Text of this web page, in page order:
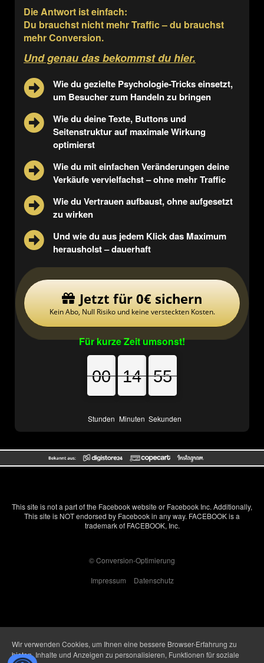
Die Antwort ist einfach:
Du brauchst nicht mehr Traffic – du brauchst
mehr Conversion.
Und genau das bekommst du hier.
Wie du gezielte Psychologie-Tricks einsetzt,
um Besucher zum Handeln zu bringen
Wie du deine Texte, Buttons und
Seitenstruktur auf maximale Wirkung
optimierst
Wie du mit einfachen Veränderungen deine
Verkäufe vervielfachst – ohne mehr Traffic
Wie du Vertrauen aufbaust, ohne aufgesetzt
zu wirken
Und wie du aus jedem Klick das Maximum
herausholst – dauerhaft
Jetzt für 0€ sichern
Kein Abo, Null Risiko und keine versteckten Kosten.
Für kurze Zeit umsonst!
00
00
00
Stunden
14
14
14
Minuten
55
54
55
Sekunden
This site is not a part of the Facebook website or Facebook Inc. Additionally,
This site is NOT endorsed by Facebook in any way. FACEBOOK is a
trademark of FACEBOOK, Inc.
© Conversion-Optimierung
Impressum
Datenschutz
Wir verwenden Cookies, um Ihnen eine bessere Browser-Erfahrung zu
bieten, Inhalte und Anzeigen zu personalisieren, Funktionen für soziale